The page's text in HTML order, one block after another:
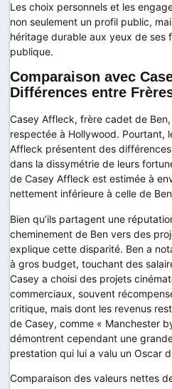
Les choix personnels et les
non seulement un profil public,
héritage durable aux yeux de ses
publique.
Comparaison avec
Différences entre
Casey Affleck, frère cadet de
respectée à Hollywood. Pourtant,
Affleck présentent des
dans la dissymétrie de leurs
de Casey Affleck est estimée à
nettement inférieure à celle de
Bien qu’ils partagent une
cheminement de Ben vers des
explique cette disparité. Ben a
à gros budget, touchant des
Casey a choisi des projets
commerciaux, souvent
critique, mais dont les revenus
de Casey, comme « Manchester
démontrent cependant une
prestation qui lui a valu un Oscar
Comparaison des valeurs nettes